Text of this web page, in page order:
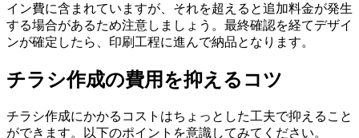
イン費に含まれていますが、それを超えると追加料金が発生
する場合があるため注意しましょう。最終確認を経てデザイ
ンが確定したら、印刷工程に進んで納品となります。
チラシ作成の費用を抑えるコツ
チラシ作成にかかるコストはちょっとした工夫で抑えること
ができます。以下のポイントを意識してみてください。